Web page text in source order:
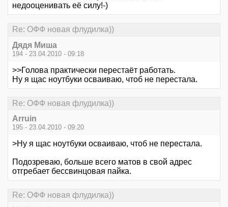
недооценивать её силу!-)
Re: ОФФ новая флудилка))
Дядя Миша
194 - 23.04.2010 - 09:18
>>Голова практически перестаёт работать.
Ну я щас ноутбуки осваиваю, чтоб не перестала.
Re: ОФФ новая флудилка))
Arruin
195 - 23.04.2010 - 09:20
>Ну я щас ноутбуки осваиваю, чтоб не перестала.
Подозреваю, больше всего матов в свой адрес
отгребает бессвинцовая пайка.
Re: ОФФ новая флудилка))